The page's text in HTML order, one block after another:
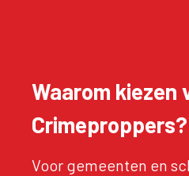
Waarom kiezen
Crimeproppers?
Voor gemeenten en